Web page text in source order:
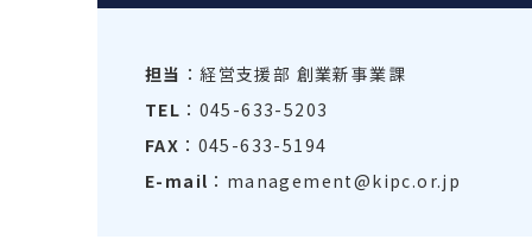
担当 ：経営支援部 創業新事業課
TEL ：045-633-5203
FAX ：045-633-5194
E-mail ：management@kipc.or.jp